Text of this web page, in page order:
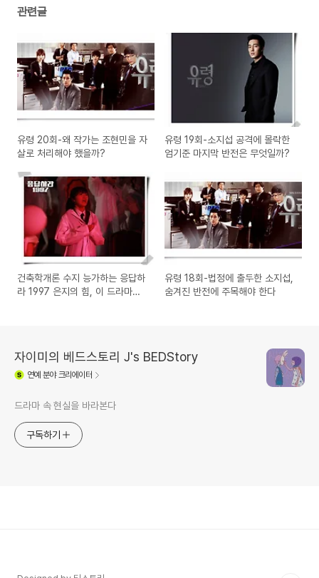
관련글
유령 20회-왜 작가는 조현민을 자
살로 처리해야 했을까?
유령 19회-소지섭 공격에 몰락한
엄기준 마지막 반전은 무엇일까?
건축학개론 수지 능가하는 응답하
라 1997 은지의 힘, 이 드라마를
유령 18회-법정에 출두한 소지섭,
숨겨진 반전에 주목해야 한다
자이미의 베드스토리 J's BEDStory
연예 분야 크리에이터
드라마 속 현실을 바라본다
구독하기